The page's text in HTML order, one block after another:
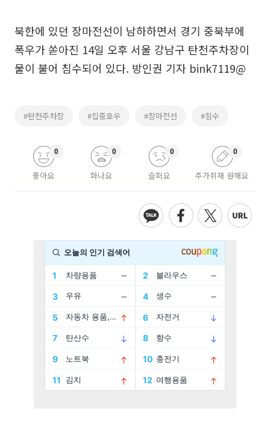
북한에 있던 장마전선이 남하하면서 경기 중북부에
폭우가 쏟아진 14일 오후 서울 강남구 탄천주차장이
물이 불어 침수되어 있다. 방인권 기자 bink7119@
#탄천주차장 #집중호우 #장마전선 #침수
좋아요
0
화나요
0
슬퍼요
0
추가취재 원해요
0